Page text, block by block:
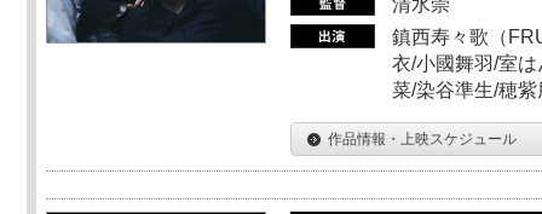
鎮西寿々歌（
衣/小國舞羽/室
菜/染谷準生/穂
作品情報・上映スケジュール